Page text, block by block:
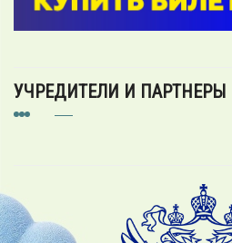
УЧРЕДИТЕЛИ И ПАРТНЕРЫ